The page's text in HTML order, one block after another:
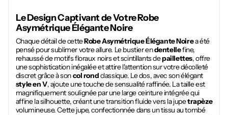
Le Design Captivant de VotreRobe
Asymétrique Élégante Noire
Chaque détail de cetteRobe Asymétrique Élégante Noirea été
pensé pour sublimer votre allure. Le bustier endentellefine,
rehaussé de motifs floraux noirs et scintillants depaillettes, offre
une sophistication inégalée et attire l'attention sur votre décolleté
discret grâce à soncol rondclassique. Le dos, avec son élégant
style en V, ajoute une touche de sensualité raffinée. La taille est
magnifiquement soulignée par une large ceinture intégrée qui
affine la silhouette, créant une transition fluide vers la jupetrapèze
volumineuse. Cette jupe, confectionnée dans un tissu au tombé